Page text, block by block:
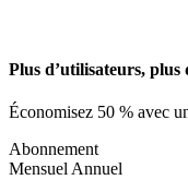
Plus d’utilisateurs, plus
Économisez 50 % avec
Abonnement
Mensuel Annuel